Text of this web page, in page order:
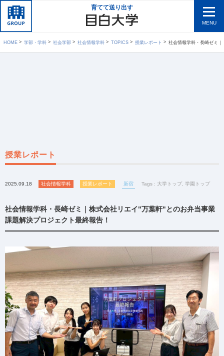
育てて送り出す
MENU
HOME 学部・学科 社会学部 社会情報学科 TOPICS 授業レポート 社会情報学科・長崎ゼミ｜株式会社リ
授業レポート
2025.09.18 社会情報学科 授業レポート 新宿 Tags : 大学トップ 学園トップ
社会情報学科・長崎ゼミ｜株式会社リエイ"万葉軒"とのお弁当事業
課題解決プロジェクト最終報告！